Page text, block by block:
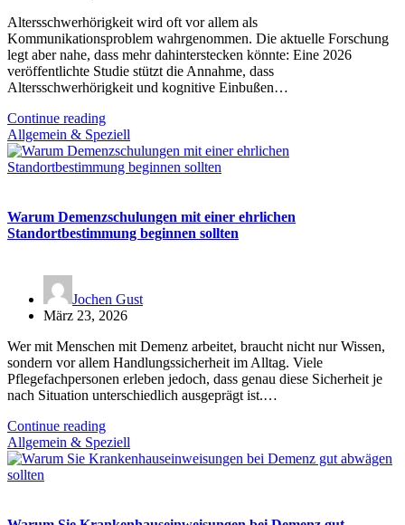
Altersschwerhörigkeit wird oft vor allem als
Kommunikationsproblem wahrgenommen. Die aktuelle Forschung
legt aber nahe, dass mehr dahinterstecken könnte: Eine 2026
veröffentlichte Studie stützt die Annahme, dass
Altersschwerhörigkeit und kognitive Einbußen…
Continue reading
Allgemein & Speziell
Warum Demenzschulungen mit einer ehrlichen
Standortbestimmung beginnen sollten
Jochen Gust
März 23, 2026
Wer mit Menschen mit Demenz arbeitet, braucht nicht nur Wissen,
sondern vor allem Handlungssicherheit im Alltag. Viele
Pflegefachpersonen erleben jedoch, dass genau diese Sicherheit je
nach Situation unterschiedlich ausgeprägt ist.…
Continue reading
Allgemein & Speziell